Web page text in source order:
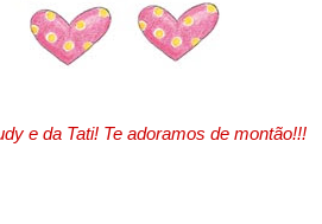
e da Tati! Te adoramos de montão!!!